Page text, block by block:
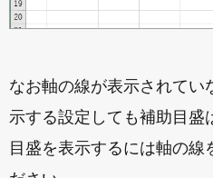
なお軸の線が表示されてい
示する設定しても補助目盛
目盛を表示するには軸の線